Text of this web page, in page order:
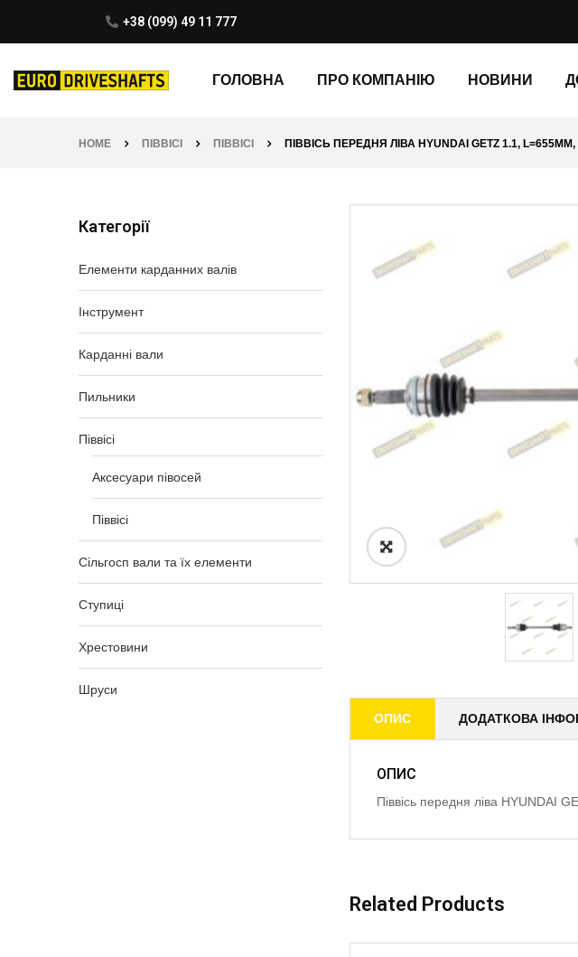
+38 (099) 49 11 777
ГОЛОВНА ПРО КОМПАНІЮ НОВИНИ
HOME ПІВВІСІ ПІВВІСІ ПІВВІСЬ ПЕРЕДНЯ ЛІВА HYUNDAI GETZ 1.1, L=655ММ,
Категорії
Елементи карданних валів
Інструмент
Карданні вали
Пильники
Піввісі
Аксесуари півосей
Піввісі
Сільгосп вали та їх елементи
Ступиці
Хрестовини
Шруси
ОПИС ДОДАТКОВА
ОПИС
Піввісь передня ліва HYUNDAI
Related Products